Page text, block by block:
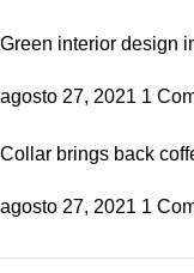
Green interior design
agosto 27, 2021 1
Collar brings back
agosto 27, 2021 1